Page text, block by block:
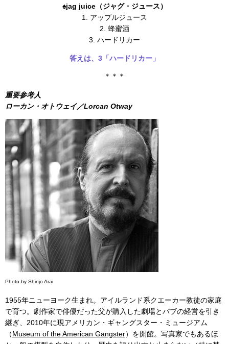
♠︎jag juice（ジャグ・ジュース）
1. アップルジュース
2. 蜂蜜酒
3. ハードリカー
答えは、3「ハードリカー」
＊＊＊
重要参考人
ローカン・オトウェイ／Lorcan Otway
Photo by Shinjo Arai
1955年ニューヨーク生まれ。アイルランド系クエーカー教徒の家庭
で育つ。劇作家で俳優だった父が購入した劇場とパブの経営を引き
継ぎ、2010年に現アメリカン・ギャングスター・ミュージアム
（Museum of the American Gangster）を開館。写真家でもあるほ